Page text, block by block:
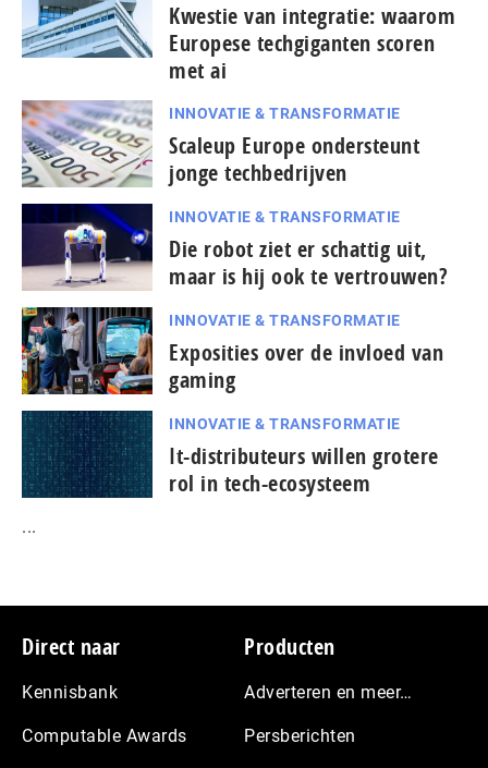
Kwestie van integratie: waarom
Europese techgiganten scoren
met ai
INNOVATIE & TRANSFORMATIE
Scaleup Europe ondersteunt
jonge techbedrijven
INNOVATIE & TRANSFORMATIE
Die robot ziet er schattig uit,
maar is hij ook te vertrouwen?
INNOVATIE & TRANSFORMATIE
Exposities over de invloed van
gaming
INNOVATIE & TRANSFORMATIE
It-dis­tri­bu­teurs willen grotere
rol in tech-ecosysteem
...
Footer
Direct naar
Kennisbank
Computable Awards
Producten
Adverteren en meer…
Persberichten